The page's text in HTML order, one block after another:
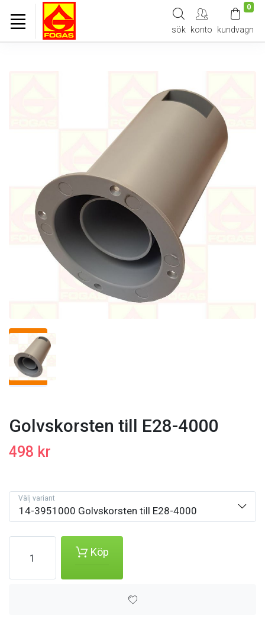
sök konto
0
kundvagn
Golvskorsten till E28-4000
498 kr
14-3951000 Golvskorsten till E28-4000
Välj variant
Köp